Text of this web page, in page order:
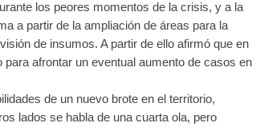
los peores momentos de la crisis, y a la
a partir de la ampliación de áreas para la
de insumos. A partir de ello afirmó que en
afrontar un eventual aumento de casos en
de un nuevo brote en el territorio,
lados se habla de una cuarta ola, pero